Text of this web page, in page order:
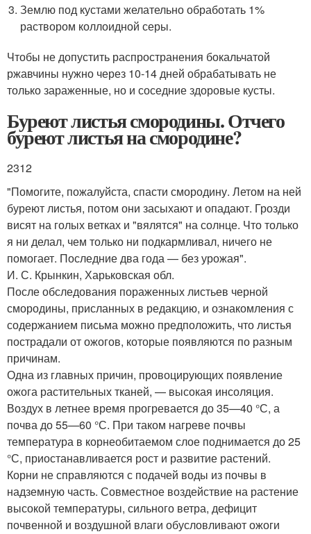
Землю под кустами желательно обработать 1%
раствором коллоидной серы.
Чтобы не допустить распространения бокальчатой
ржавчины нужно через 10-14 дней обрабатывать не
только зараженные, но и соседние здоровые кусты.
Буреют листья смородины. Отчего
буреют листья на смородине?
2312
"Помогите, пожалуйста, спасти смородину. Летом на ней
буреют листья, потом они засыхают и опадают. Грозди
висят на голых ветках и "вялятся" на солнце. Что только
я ни делал, чем только ни подкармливал, ничего не
помогает. Последние два года — без урожая".
И. С. Крынкин, Харьковская обл.
После обследования пораженных листьев черной
смородины, присланных в редакцию, и ознакомления с
содержанием письма можно предположить, что листья
пострадали от ожогов, которые появляются по разным
причинам.
Одна из главных причин, провоцирующих появление
ожога растительных тканей, — высокая инсоляция.
Воздух в летнее время прогревается до 35—40 °С, а
почва до 55—60 °С. При таком нагреве почвы
температура в корнеобитаемом слое поднимается до 25
°С, приостанавливается рост и развитие растений.
Корни не справляются с подачей воды из почвы в
надземную часть. Совместное воздействие на растение
высокой температуры, сильного ветра, дефицит
почвенной и воздушной влаги обусловливают ожоги